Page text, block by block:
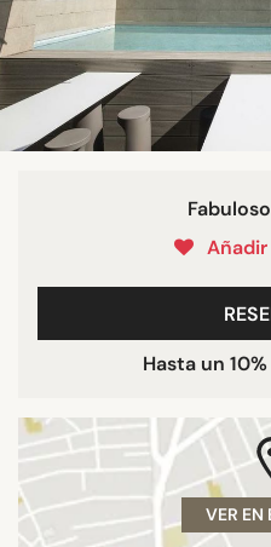
Hasta un
VER EN